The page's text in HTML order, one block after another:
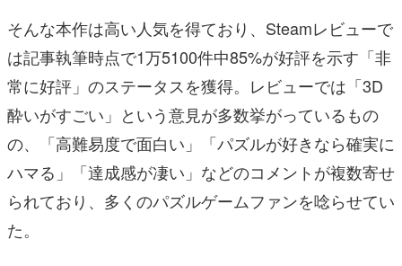
そんな本作は高い人気を得ており、Steamレビューで
は記事執筆時点で1万5100件中85%が好評を示す「非
常に好評」のステータスを獲得。レビューでは「3D
酔いがすごい」という意見が多数挙がっているもの
の、「高難易度で面白い」「パズルが好きなら確実に
ハマる」「達成感が凄い」などのコメントが複数寄せ
られており、多くのパズルゲームファンを唸らせてい
た。